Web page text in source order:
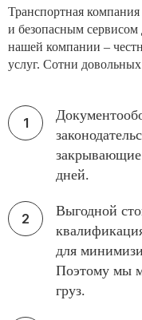
Транспортная
и безопасным
нашей компании –
услуг. Сотни
дней.
Выгодной
для
Поэтому мы
груз.